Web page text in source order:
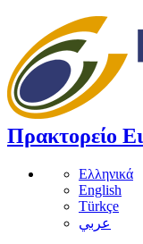
Πρακτορείο
Ελληνικά
English
Türkçe
عربي